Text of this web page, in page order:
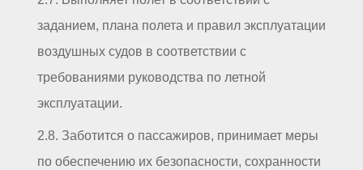
заданием, плана полета и правил эксплуатации
воздушных судов в соответствии с
требованиями руководства по летной
эксплуатации.
2.8. Заботится о пассажиров, принимает меры
по обеспечению их безопасности, сохранности